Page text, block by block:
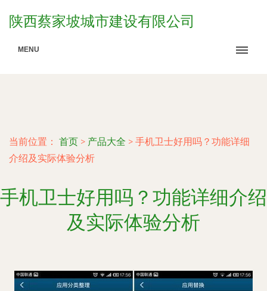
陕西蔡家坡城市建设有限公司
MENU
当前位置： 首页 > 产品大全 > 手机卫士好用吗？功能详细
介绍及实际体验分析
手机卫士好用吗？功能详细介绍
及实际体验分析